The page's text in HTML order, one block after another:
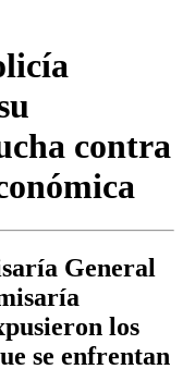
contra
General
los
se enfrentan